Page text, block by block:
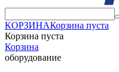
КОРЗИНАКорзина пуста
Корзина пуста
Корзина
оборудование